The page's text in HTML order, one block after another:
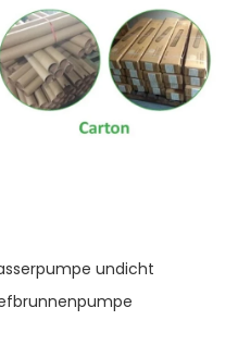
undicht